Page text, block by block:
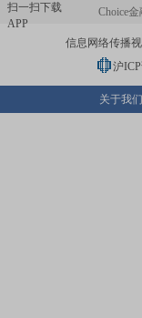
扫一扫下载
APP
Choice
信息网络传播
沪
关于我们